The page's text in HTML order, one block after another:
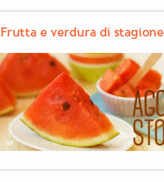
Frutta e verdura di stagione